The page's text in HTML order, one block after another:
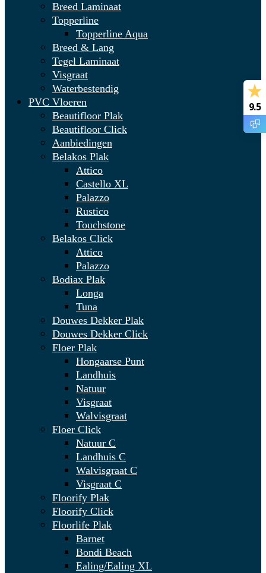
Breed Laminaat
Topperline
Topperline Aqua
Breed & Lang
Tegel Laminaat
Visgraat
Waterbestendig
PVC Vloeren
Beautifloor Plak
Beautifloor Click
Aanbiedingen
Belakos Plak
Attico
Castello XL
Palazzo
Rustico
Touchstone
Belakos Click
Attico
Palazzo
Bodiax Plak
Longa
Tuna
Douwes Dekker Plak
Douwes Dekker Click
Floer Plak
Hongaarse Punt
Landhuis
Natuur
Visgraat
Walvisgraat
Floer Click
Natuur C
Landhuis C
Walvisgraat C
Visgraat C
Floorify Plak
Floorify Click
Floorlife Plak
Barnet
Bondi Beach
Ealing/Ealing XL
9.5